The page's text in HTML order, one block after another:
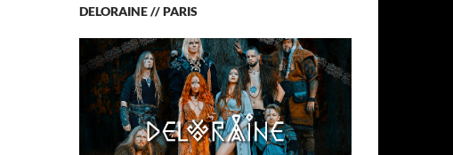
DELORAINE // PARIS